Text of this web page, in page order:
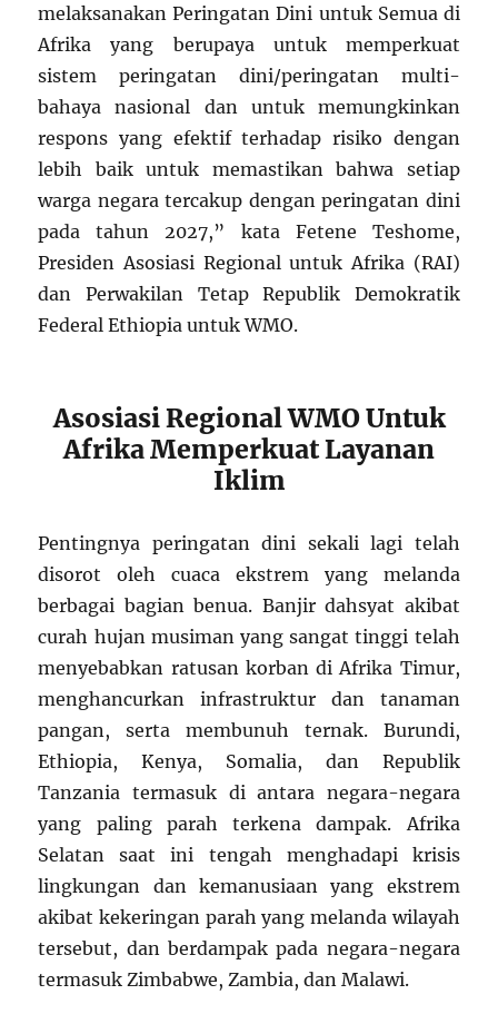
melaksanakan Peringatan Dini untuk Semua di
Afrika yang berupaya untuk memperkuat
sistem peringatan dini/peringatan multi-
bahaya nasional dan untuk memungkinkan
respons yang efektif terhadap risiko dengan
lebih baik untuk memastikan bahwa setiap
warga negara tercakup dengan peringatan dini
pada tahun 2027,” kata Fetene Teshome,
Presiden Asosiasi Regional untuk Afrika (RAI)
dan Perwakilan Tetap Republik Demokratik
Federal Ethiopia untuk WMO.
Asosiasi Regional WMO Untuk
Afrika Memperkuat Layanan
Iklim
Pentingnya peringatan dini sekali lagi telah
disorot oleh cuaca ekstrem yang melanda
berbagai bagian benua. Banjir dahsyat akibat
curah hujan musiman yang sangat tinggi telah
menyebabkan ratusan korban di Afrika Timur,
menghancurkan infrastruktur dan tanaman
pangan, serta membunuh ternak. Burundi,
Ethiopia, Kenya, Somalia, dan Republik
Tanzania termasuk di antara negara-negara
yang paling parah terkena dampak. Afrika
Selatan saat ini tengah menghadapi krisis
lingkungan dan kemanusiaan yang ekstrem
akibat kekeringan parah yang melanda wilayah
tersebut, dan berdampak pada negara-negara
termasuk Zimbabwe, Zambia, dan Malawi.